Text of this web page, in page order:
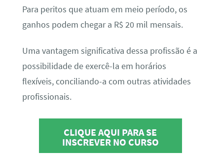
Para peritos que atuam em meio período, os
ganhos podem chegar a R$ 20 mil mensais.
Uma vantagem significativa dessa profissão é a
possibilidade de exercê-la em horários
flexíveis, conciliando-a com outras atividades
profissionais.
CLIQUE AQUI PARA SE
INSCREVER NO CURSO